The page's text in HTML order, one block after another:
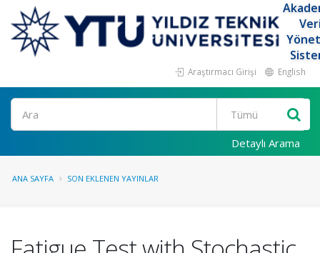
Araştırmacı Girişi English
Ara
Detaylı Arama
ANA SAYFA SON EKLENEN YAYINLAR